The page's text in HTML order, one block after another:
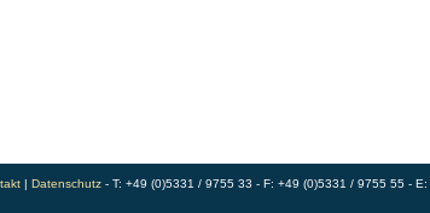
| Datenschutz- T: +49 (0)5331 / 9755 33 - F: +49 (0)5331 / 9755 55 - E: